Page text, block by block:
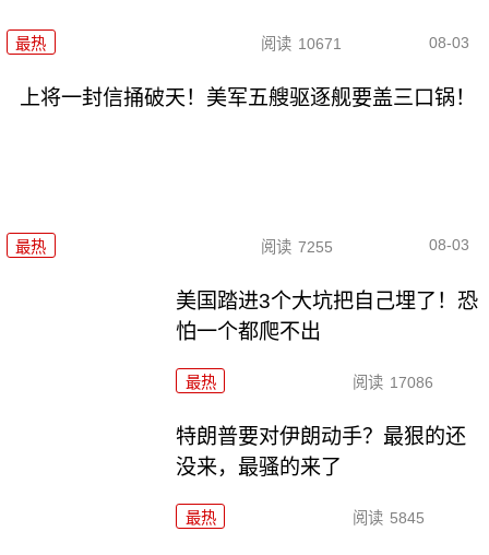
最热 阅读 10671 08-03
上将一封信捅破天！美军五艘驱逐舰要盖三口锅！
最热 阅读 7255 08-03
美国踏进3个大坑把自己埋了！恐
怕一个都爬不出
最热 阅读 17086
特朗普要对伊朗动手？最狠的还
没来，最骚的来了
最热 阅读 5845